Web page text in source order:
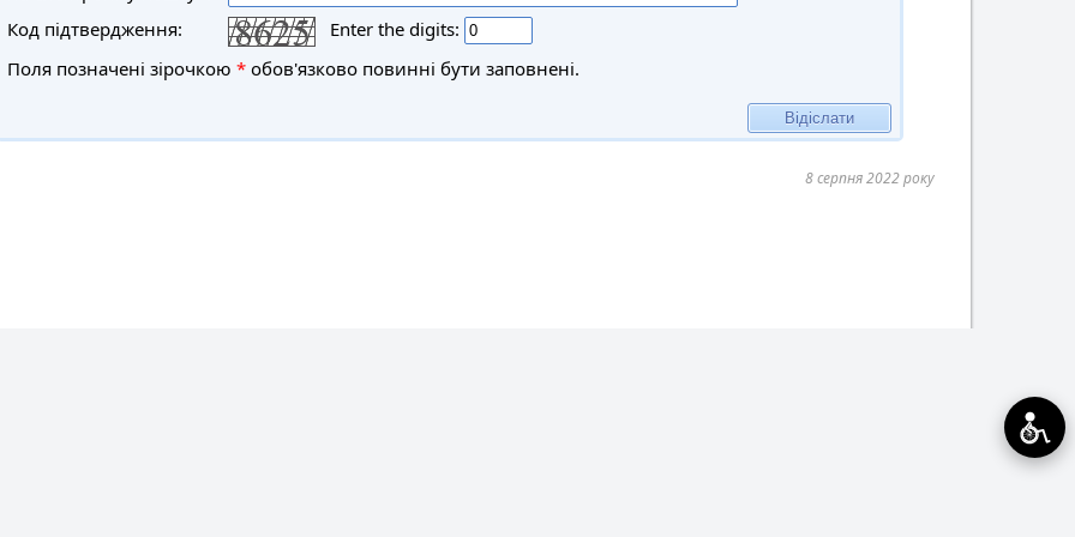
Код підтвердження:
Enter the digits:
Поля позначені зірочкою *обов'язково повинні бути заповнені.
8 серпня 2022 року